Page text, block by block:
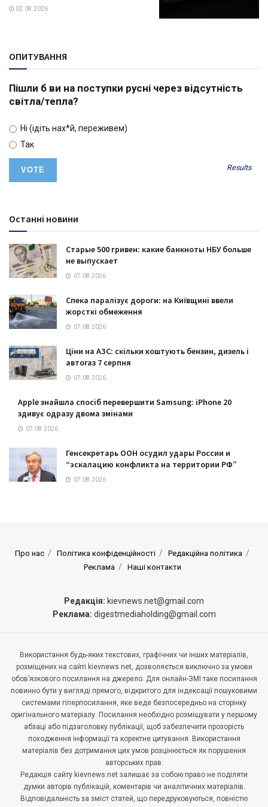
02.08.2026
ОПИТУВАННЯ
Пішли б ви на поступки русні через відсутність
світла/тепла?
Ні (ідіть нах*й, переживем)
Так
Results
Останні новини
Старые 500 гривен: какие банкноты НБУ больше
не выпускает
07.08.2026
Спека паралізує дороги: на Київщині ввели
жорсткі обмеження
07.08.2026
Ціни на АЗС: скільки коштують бензин, дизель і
автогаз 7 серпня
07.08.2026
Apple знайшла спосіб перевершити Samsung: iPhone 20
здивує одразу двома змінами
07.08.2026
Генсекретарь ООН осудил удары России и
“эскалацию конфликта на территории РФ”
07.08.2026
Про нас Політика конфіденційності
Редакційна політика
Реклама
Наші контакти
Редакція: kievnews.net@gmail.com
Реклама: digestmediaholding@gmail.com
Використання будь-яких текстових, графічних чи інших матеріалів,
розміщених на сайті kievnews.net, дозволяється виключно за умови
обов’язкового посилання на джерело. Для онлайн-ЗМІ таке посилання
повинно бути у вигляді прямого, відкритого для індексації пошуковими
системами гіперпосилання, яке веде безпосередньо на сторінку
оригінального матеріалу. Посилання необхідно розміщувати у першому
абзаці або підзаголовку публікації, щоб забезпечити прозорість
походження інформації та коректне цитування. Використання
матеріалів без дотримання цих умов розцінюється як порушення
авторських прав.
Редакція сайту kievnews.net залишає за собою право не поділяти
думки авторів публікацій, коментарів чи аналітичних матеріалів.
Відповідальність за зміст статей, що передруковуються, повністю